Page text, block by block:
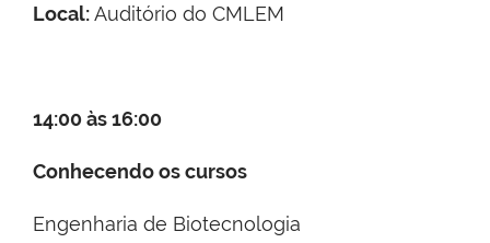
Local:Auditório do CMLEM
14:00 às 16:00
Conhecendo os cursos
Engenharia de Biotecnologia